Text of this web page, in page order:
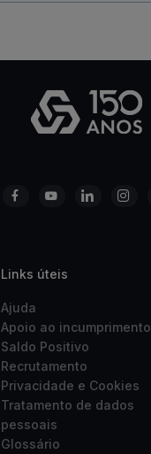
Links úteis
Ajuda
Apoio ao incumprimento
Saldo Positivo
Recrutamento
Privacidade e Cookies
Tratamento de dados
pessoais
Glossário